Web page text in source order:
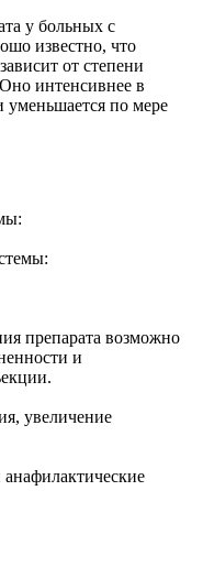
у больных с
известно, что
от степени
интенсивнее в
уменьшается по мере
препарата возможно
и
увеличение